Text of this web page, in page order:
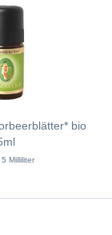
bio
5 Milliliter